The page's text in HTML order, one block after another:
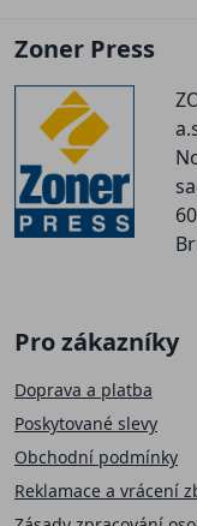
Zoner Press
Pro zákazníky
Doprava a platba
Poskytované slevy
Obchodní podmínky
Reklamace a vrácení